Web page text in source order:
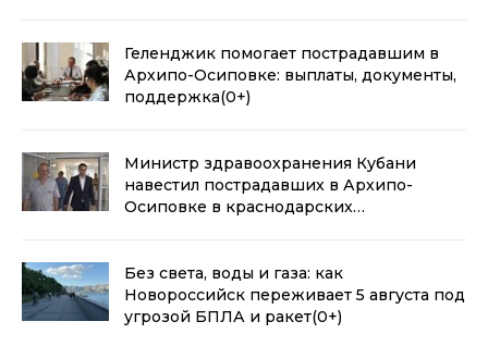
Геленджик помогает пострадавшим в
Архипо-Осиповке: выплаты, документы,
поддержка(0+)
Министр здравоохранения Кубани
навестил пострадавших в Архипо-
Осиповке в краснодарских
Без света, воды и газа: как
Новороссийск переживает 5 августа под
угрозой БПЛА и ракет(0+)